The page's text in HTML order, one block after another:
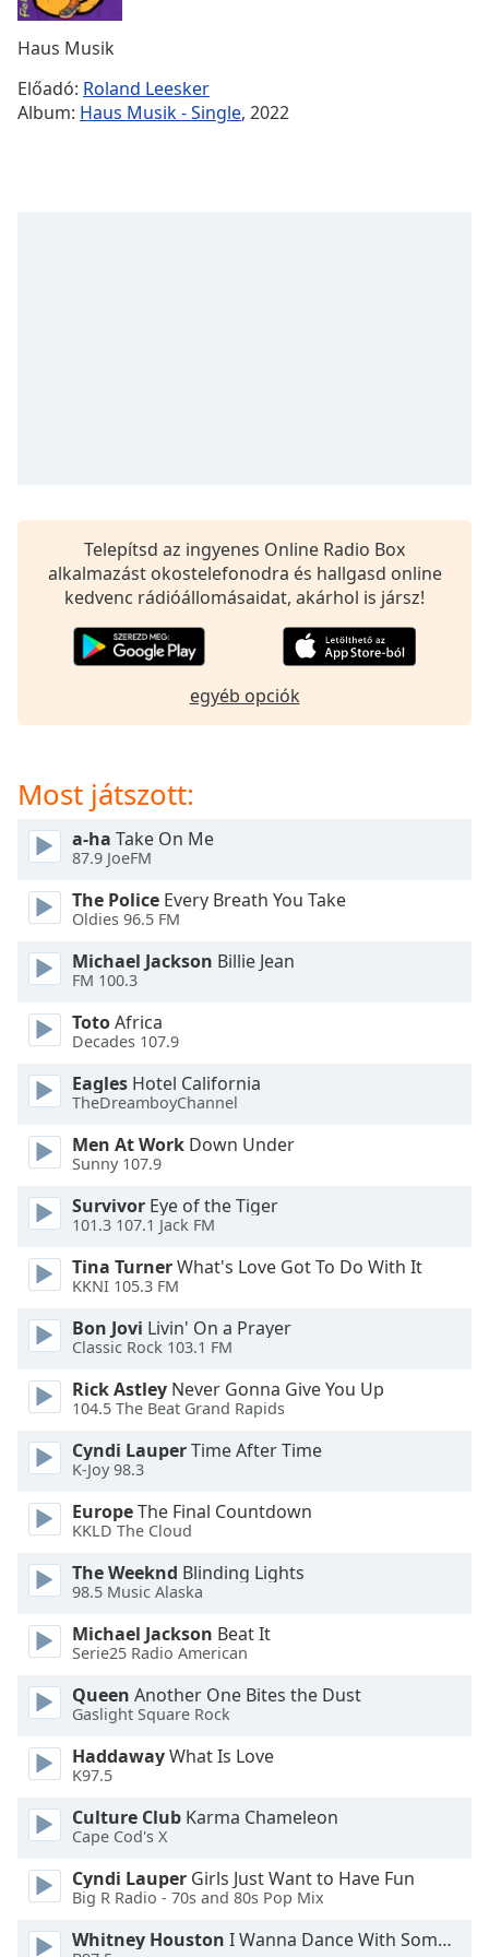
Time-
settings
dialog
subtitles
off,
selected
Fullscreen
modal
window.
Beginning
dialog
window.
cancel
and
close
window.
Text
Color
Opacity
Color
Opacity
Caption
Area
Background
Color
Opacity
Font
Text
Edge
Haus Musik
Előadó: Roland Leesker
Album: Haus Musik - Single, 2022
Telepítsd az ingyenes Online Radio Box
alkalmazást okostelefonodra és hallgasd online
kedvenc rádióállomásaidat, akárhol is jársz!
egyéb opciók
Most játszott:
a-ha Take On Me
87.9 JoeFM
The Police Every Breath You Take
Oldies 96.5 FM
Michael Jackson Billie Jean
FM 100.3
TotoAfrica
Decades 107.9
Eagles Hotel California
TheDreamboyChannel
Men At Work Down Under
Sunny 107.9
Survivor Eye of the Tiger
101.3 107.1 Jack FM
Tina TurnerWhat's Love Got To Do With It
KKNI 105.3 FM
Bon Jovi Livin' On a Prayer
Classic Rock 103.1 FM
Rick Astley Never Gonna Give You Up
104.5 The Beat Grand Rapids
Cyndi LauperTime After Time
K-Joy 98.3
EuropeThe Final Countdown
KKLD The Cloud
The Weeknd Blinding Lights
98.5 Music Alaska
Michael Jackson Beat It
Serie25 Radio American
Queen Another One Bites the Dust
Gaslight Square Rock
HaddawayWhat Is Love
K97.5
Culture Club Karma Chameleon
Cape Cod's X
Cyndi Lauper Girls Just Want to Have Fun
Big R Radio - 70s and 80s Pop Mix
Whitney Houston I Wanna Dance With Somebody